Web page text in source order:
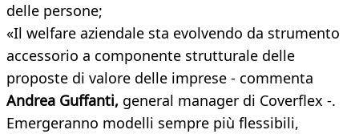
delle persone;
«Il welfare aziendale sta evolvendo da strumento
accessorio a componente strutturale delle
proposte di valore delle imprese - commenta
Andrea Guffanti, general manager di Coverflex -.
Emergeranno modelli sempre più flessibili,